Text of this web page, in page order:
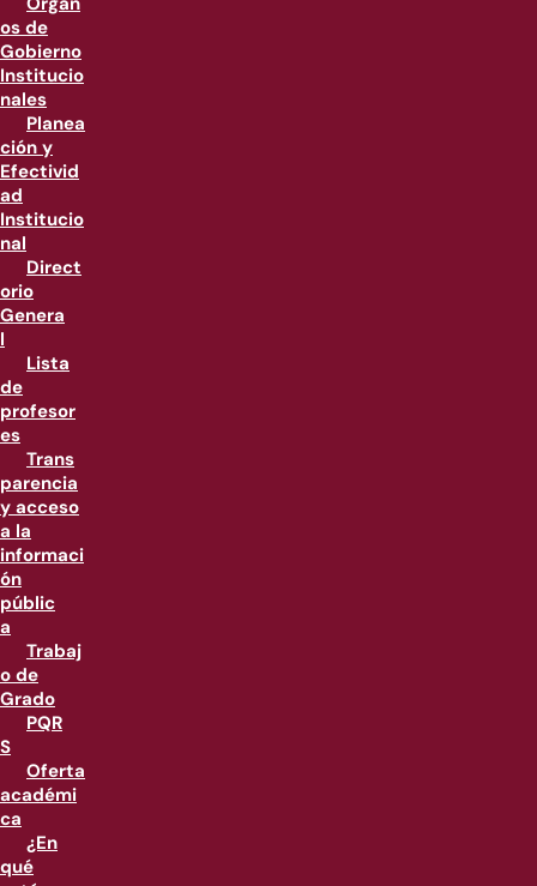
os de
Gobierno
Institucio
nales
Planea
ción y
Efectivid
ad
Institucio
nal
Direct
orio
Genera
l
Lista
de
profesor
es
Trans
parencia
y acceso
a la
informaci
ón
públic
a
Trabaj
o de
Grado
PQR
S
Oferta
académi
ca
¿En
qué